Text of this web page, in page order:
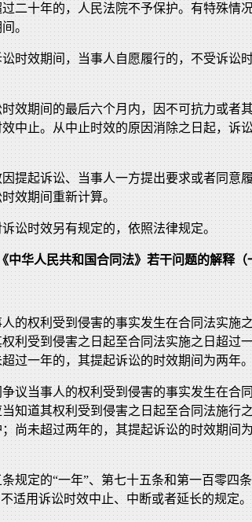
二十年的，人民法院不予保护。有特殊情
间。
时效期间，当事人自愿履行的，不受诉讼
效期间的最后六个月内，因不可抗力或者
中止。从中止时效的原因消除之日起，诉
提起诉讼、当事人一方提出要求或者同意
效期间重新计算。
讼时效另有规定的，依照法律规定。
中华人民共和国合同法》若干问题的解释（
的权利受到侵害的事实发生在合同法实施
利受到侵害之日起至合同法实施之日超过
过一年的，其提起诉讼的时效期间为两年。
议当事人的权利受到侵害的事实发生在合
知道其权利受到侵害之日起至合同法施行
尚未超过两年的，其提起诉讼的时效期间
规定的“一年”、第七十五条和第一百零四
适用诉讼时效中止、中断或者延长的规定。